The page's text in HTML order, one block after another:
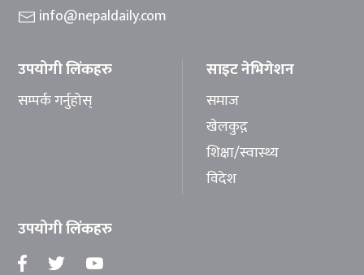
info@nepaldaily.com
उपयोगी लिंकहरु
सम्पर्क गर्नुहोस्
साइट नेभिगेशन
समाज
खेलकुद़़
शिक्षा/स्वास्थ्य
विदेश
उपयोगी लिंकहरु